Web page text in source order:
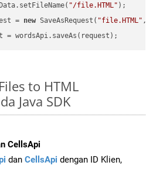
"/file.HTML" );
= new SaveAsRequest( "file.HTML"
to HTML
Java SDK
CellsApi
dan CellsApi dengan ID Klien,